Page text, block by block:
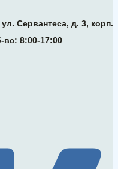
Сервантеса, д. 3, корп.
вс: 8:00-17:00